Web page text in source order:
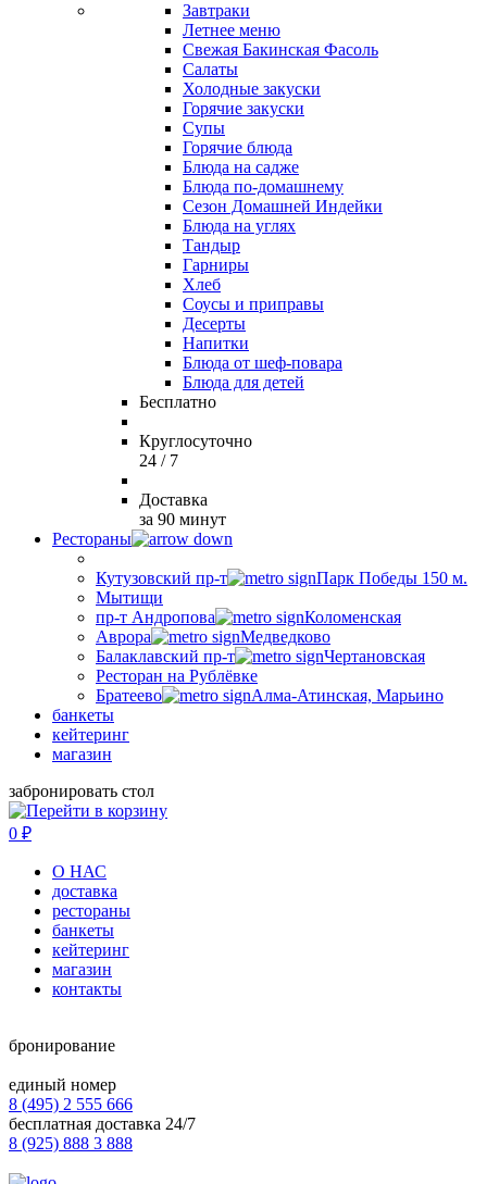
Завтраки
Летнее меню
Свежая Бакинская Фасоль
Салаты
Холодные закуски
Горячие закуски
Супы
Горячие блюда
Блюда на садже
Блюда по-домашнему
Сезон Домашней Индейки
Блюда на углях
Тандыр
Гарниры
Хлеб
Соусы и приправы
Десерты
Напитки
Блюда от шеф-повара
Блюда для детей
Бесплатно
Круглосуточно
24 / 7
Доставка
за 90 минут
Рестораны
Кутузовский пр-т
Парк Победы 150 м.
Мытищи
пр-т Андропова
Коломенская
Аврора
Медведково
Балаклавский пр-т
Чертановская
Ресторан на Рублёвке
Братеево
Алма-Атинская, Марьино
банкеты
кейтеринг
магазин
забронировать стол
0 ₽
О НАС
доставка
рестораны
банкеты
кейтеринг
магазин
контакты
бронирование
единый номер
8 (495) 2 555 666
бесплатная доставка 24/7
8 (925) 888 3 888